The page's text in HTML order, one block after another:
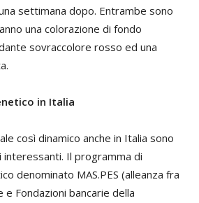
settimana dopo. Entrambe sono
una colorazione di fondo
sovraccolore rosso ed una
in Italia
così dinamico anche in Italia sono
Il programma di
denominato MAS.PES (alleanza fra
Fondazioni bancarie della